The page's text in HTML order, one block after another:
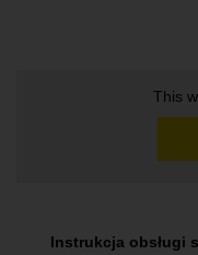
This
Instrukcja obsługi